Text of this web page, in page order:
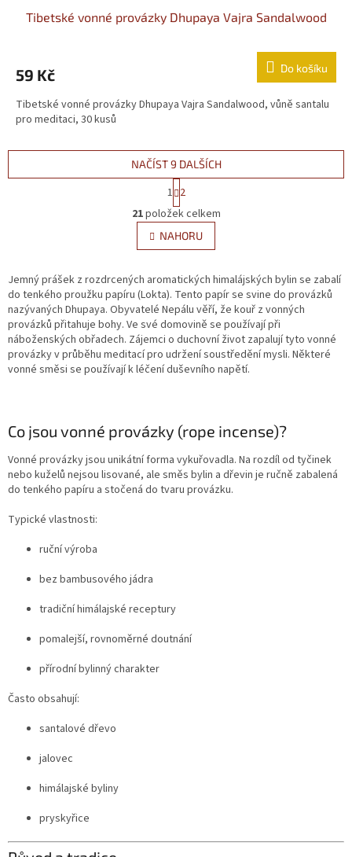
Tibetské vonné provázky Dhupaya Vajra Sandalwood
59 Kč Do košíku
Tibetské vonné provázky Dhupaya Vajra Sandalwood, vůně santalu
pro meditaci, 30 kusů
Ovládací prvky výpisu
NAČÍST 9 DALŠÍCH
1 2
21položek celkem
NAHORU
Jemný prášek z rozdrcených aromatických himalájských bylin se zabalí
do tenkého proužku papíru (Lokta). Tento papír se svine do provázků
nazývaných Dhupaya. Obyvatelé Nepálu věří, že kouř z vonných
provázků přitahuje bohy. Ve své domovině se používají při
náboženských obřadech. Zájemci o duchovní život zapalují tyto vonné
provázky v průběhu meditací pro udržení soustředění mysli. Některé
vonné směsi se používají k léčení duševního napětí.
Co jsou vonné provázky (rope incense)?
Vonné provázky jsou unikátní forma vykuřovadla. Na rozdíl od tyčinek
nebo kuželů nejsou lisované, ale směs bylin a dřevin je ručně zabalená
do tenkého papíru a stočená do tvaru provázku.
Typické vlastnosti:
ruční výroba
bez bambusového jádra
tradiční himálajské receptury
pomalejší, rovnoměrné doutnání
přírodní bylinný charakter
Často obsahují:
santalové dřevo
jalovec
himálajské byliny
pryskyřice